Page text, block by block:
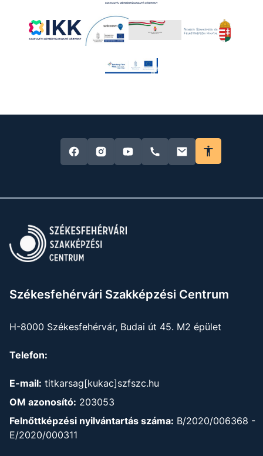
Székesfehérvári Szakképzési Centrum
H-8000 Székesfehérvár, Budai út 45. M2 épület
Telefon:
E-mail: titkarsag[kukac]szfszc.hu
OM azonosító: 203053
Felnőttképzési nyilvántartás száma: B/2020/006368 -
E/2020/000311